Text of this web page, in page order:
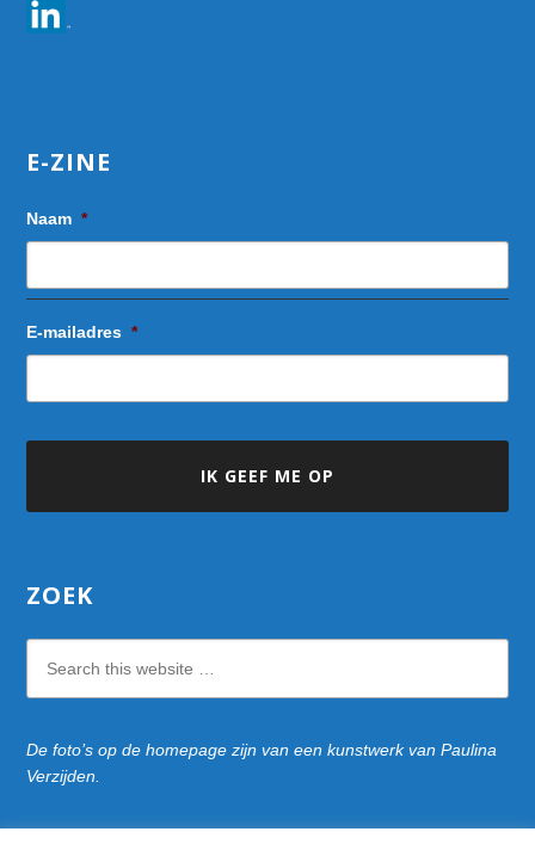
E-ZINE
Naam *
E-mailadres *
ZOEK
this
website
De foto’s op de homepage zijn van een kunstwerk van Paulina
Verzijden.